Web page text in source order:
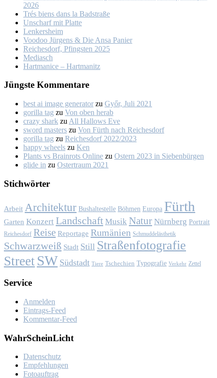
2026
Trés biens dans la Bad­stra­ße
Un­scharf mit Plat­te
Len­kers­heim
Voo­doo Jür­gens & Die An­sa Pa­nier
Rei­ches­dorf, Pfings­ten 2025
Me­dia­sch
Hart­ma­nice – Hart­ma­nitz
Jüngs­te Kom­men­ta­re
best ai image generator zu Győr, Ju­li 2021
gorilla tag zu Von oben her­ab
crazy shark zu All Hal­lows Eve
sword masters zu Von Fürth nach Rei­ches­dorf
gorilla tag zu Rei­ches­dorf 2022/2023
happy wheels zu Ken
Plants vs Brainrots Online zu Os­tern 2023 in Sie­ben­bür­gen
glide in zu Os­ter­traum 2021
Stich­wör­ter
Arbeit Architektur Bushaltestelle Böhmen Europa Fürth
Garten Konzert Landschaft Musik Natur Nürnberg Portrait
Reichesdorf Reise Reportage Rumänien Schmuddelästhetik
Schwarzweiß Stadt Still Straßenfotografie
Street SW Südstadt Tiere Tschechien Typografie Verkehr Zettel
Ser­vice
Anmelden
Eintrags-Feed
Kommentar-Feed
Wahr­Schein­Licht
Da­ten­schutz
Emp­feh­lun­gen
Fo­to­auf­trag